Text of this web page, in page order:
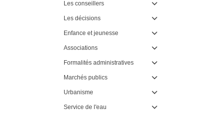
Les conseillers 
Les décisions 
Enfance et jeunesse 
Associations 
Formalités administratives 
Marchés publics 
Urbanisme 
Service de l'eau 